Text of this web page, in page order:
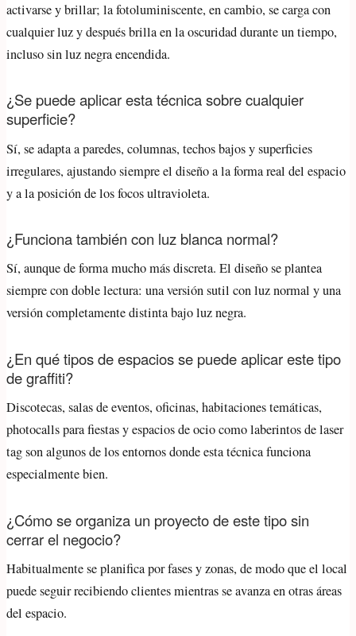
activarse y brillar; la fotoluminiscente, en cambio, se carga con
cualquier luz y después brilla en la oscuridad durante un tiempo,
incluso sin luz negra encendida.
¿Se puede aplicar esta técnica sobre cualquier
superficie?
Sí, se adapta a paredes, columnas, techos bajos y superficies
irregulares, ajustando siempre el diseño a la forma real del espacio
y a la posición de los focos ultravioleta.
¿Funciona también con luz blanca normal?
Sí, aunque de forma mucho más discreta. El diseño se plantea
siempre con doble lectura: una versión sutil con luz normal y una
versión completamente distinta bajo luz negra.
¿En qué tipos de espacios se puede aplicar este tipo
de graffiti?
Discotecas, salas de eventos, oficinas, habitaciones temáticas,
photocalls para fiestas y espacios de ocio como laberintos de laser
tag son algunos de los entornos donde esta técnica funciona
especialmente bien.
¿Cómo se organiza un proyecto de este tipo sin
cerrar el negocio?
Habitualmente se planifica por fases y zonas, de modo que el local
puede seguir recibiendo clientes mientras se avanza en otras áreas
del espacio.